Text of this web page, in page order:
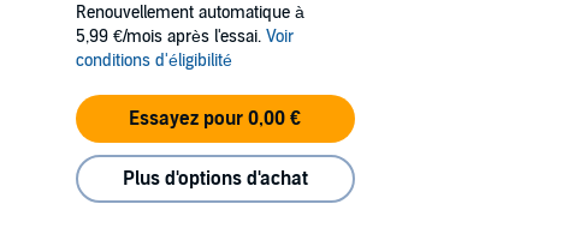
Renouvellement automatique à
5,99 €/mois après l'essai. Voir
conditions d'éligibilité
Essayez pour 0,00 €
Plus d'options d'achat